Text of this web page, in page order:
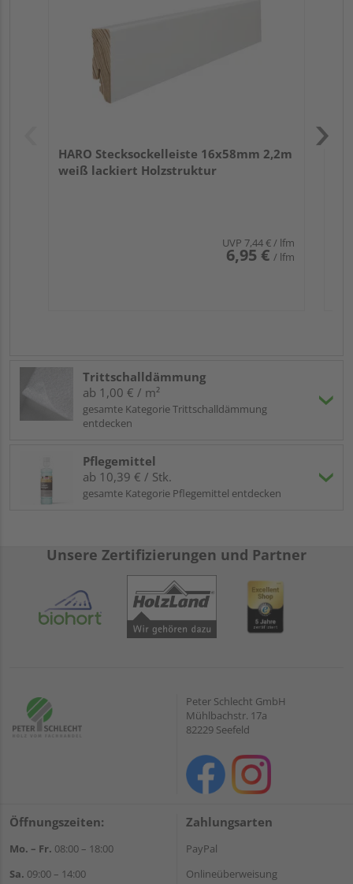
HARO Stecksockelleiste 16x58mm 2,2m
weiß lackiert Holzstruktur
UVP 7,44 €/ lfm
6,95 € / lfm
Trittschalldämmung
ab 1,00 € / m²
gesamte Kategorie Trittschalldämmung
entdecken
Pflegemittel
ab 10,39 € / Stk.
gesamte Kategorie Pflegemittel entdecken
Unsere Zertifizierungen und Partner
Peter Schlecht GmbH
Mühlbachstr. 17a
82229 Seefeld
Öffnungszeiten:
Mo. – Fr. 08:00 – 18:00
Sa. 09:00 – 14:00
Zahlungsarten
PayPal
Onlineüberweisung